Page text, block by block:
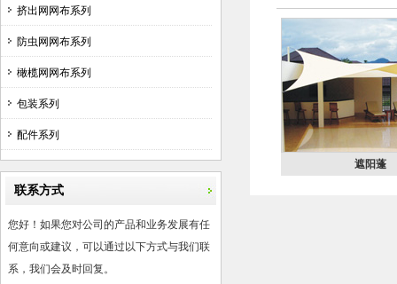
挤出网网布系列
防虫网网布系列
橄榄网网布系列
包装系列
配件系列
联系方式
您好！如果您对公司的产品和业务发展有任
何意向或建议，可以通过以下方式与我们联
系，我们会及时回复。
遮阳蓬